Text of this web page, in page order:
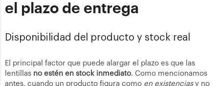
el plazo de entrega
Disponibilidad del producto y stock real
El principal factor que puede alargar el plazo es que las
lentillas no estén en stock inmediato. Como mencionamos
antes, cuando un producto figura como en existenciasy no